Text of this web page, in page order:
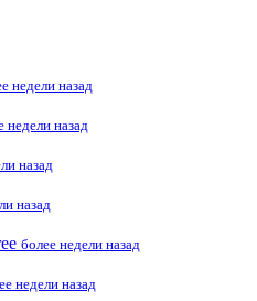
недели назад
недели назад
назад
назад
более недели назад
недели назад